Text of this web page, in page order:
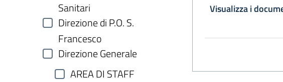
Sanitari
Direzione di P.O. S.
Francesco
Direzione Generale
AREA DI STAFF
Visualizza i